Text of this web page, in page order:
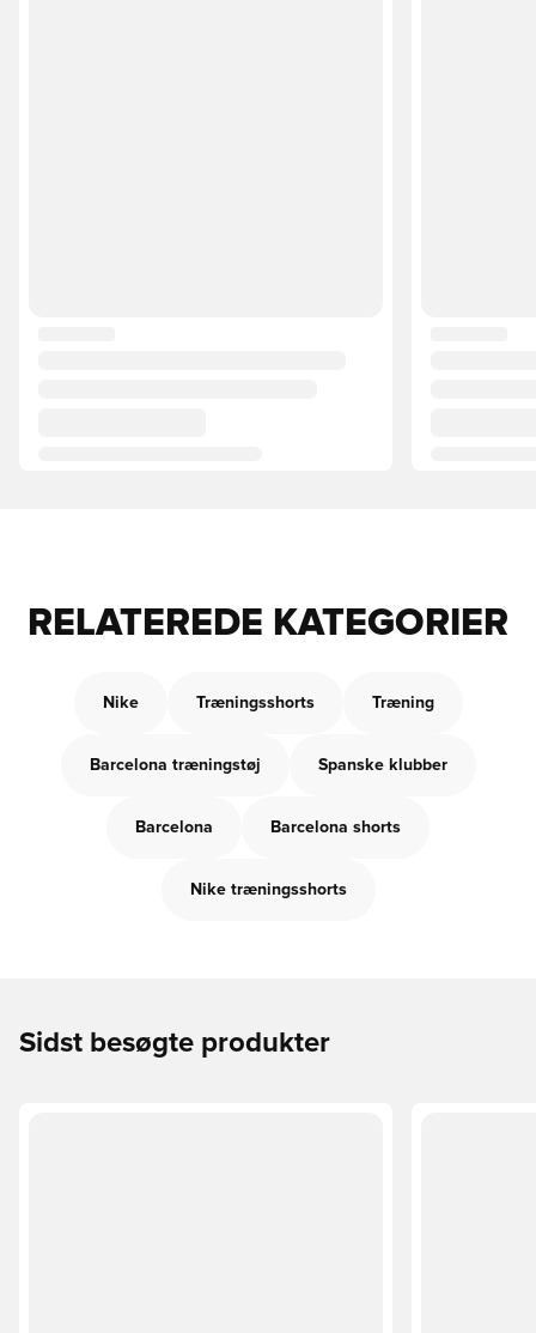
RELATEREDE KATEGORIER
Nike Træningsshorts Træning
Barcelona træningstøj Spanske klubber
Barcelona Barcelona shorts
Nike træningsshorts
Sidst besøgte produkter